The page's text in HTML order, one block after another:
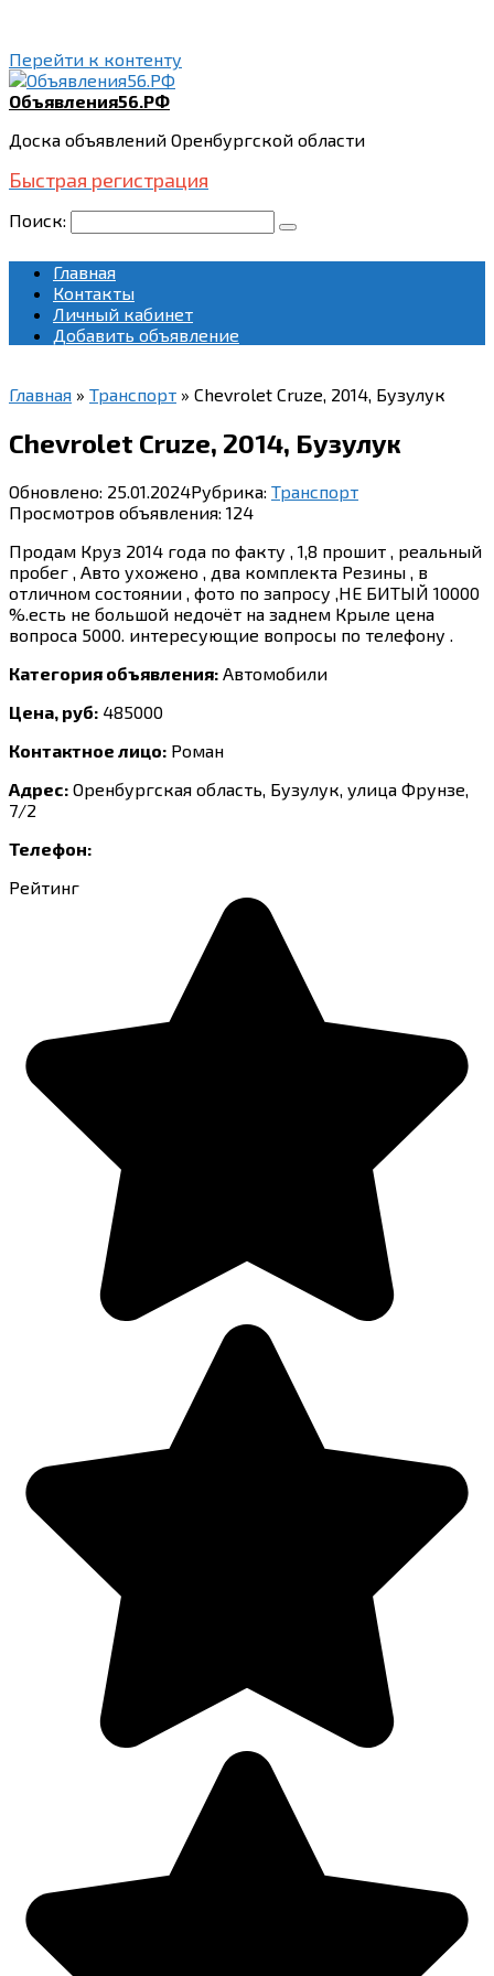
Перейти к контенту
Объявления56.РФ
Доска объявлений Оренбургской области
Быстрая регистрация
Поиск:
Главная
Контакты
Личный кабинет
Добавить объявление
Главная » Транспорт » Chevrolet Cruze, 2014, Бузулук
Chevrolet Cruze, 2014, Бузулук
Обновлено: 25.01.2024Рубрика: Транспорт
Просмотров объявления: 124
Продам Круз 2014 года по факту , 1,8 прошит , реальный
пробег , Авто ухожено , два комплекта Резины , в
отличном состоянии , фото по запросу ,НЕ БИТЫЙ 10000
%.есть не большой недочёт на заднем Крыле цена
вопроса 5000. интересующие вопросы по телефону .
Категория объявления: Автомобили
Цена, руб: 485000
Контактное лицо: Роман
Адрес: Оренбургская область, Бузулук, улица Фрунзе,
7/2
Телефон:
Рейтинг